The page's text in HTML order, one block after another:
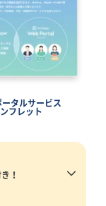
タルサービス
フレット
！
ド